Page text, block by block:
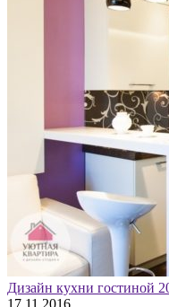
Дизайн кухни гостиной